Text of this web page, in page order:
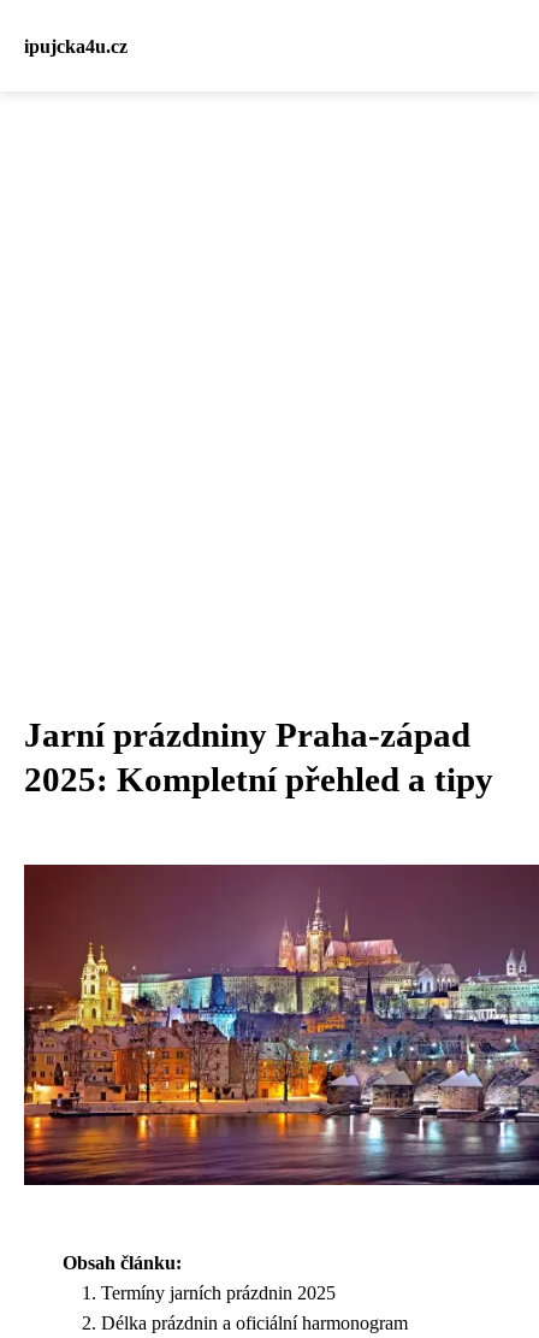
ipujcka4u.cz
Jarní prázdniny Praha-západ
2025: Kompletní přehled a tipy
Obsah článku:
Termíny jarních prázdnin 2025
Délka prázdnin a oficiální harmonogram